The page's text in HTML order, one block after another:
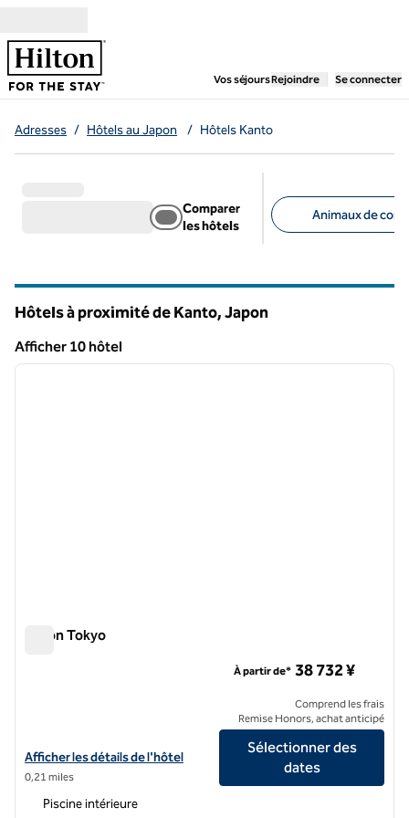
Vos séjours,ouvre un nouvel
Rejoindre Se connecter
Adresses / Hôtels au Japon / Hôtels Kanto
Comparer
les hôtels
Animaux de
Hôtels à proximité de Kanto, Japon
Afficher 10 hôtel
Afficher 10 hôtel
1 sur 12
Hilton Tokyo
Afficher les détails de l'hôtel Hilton Tokyo
Afficher les détails de l'hôtel
0,21 miles
À partir de* 38 732 ¥
Comprend les frais
Remise Honors, achat anticipé
Sélectionner des
dates
Piscine intérieure